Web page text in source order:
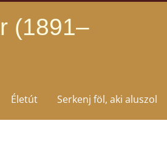
(1891–
Életút Serkenj föl, aki aluszol